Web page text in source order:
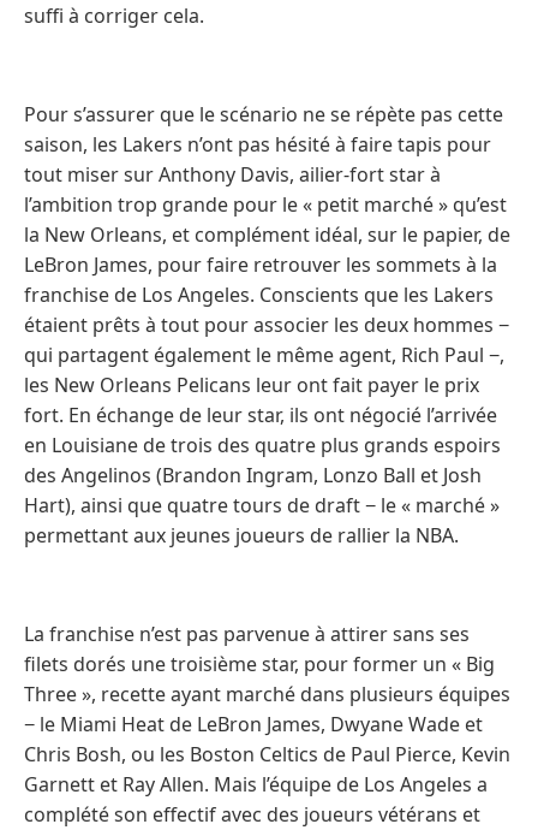
suffi à corriger cela.
Pour s’assurer que le scénario ne se répète pas cette
saison, les Lakers n’ont pas hésité à faire tapis pour
tout miser sur Anthony Davis, ailier-fort star à
l’ambition trop grande pour le « petit marché » qu’est
la New Orleans, et complément idéal, sur le papier, de
LeBron James, pour faire retrouver les sommets à la
franchise de Los Angeles. Conscients que les Lakers
étaient prêts à tout pour associer les deux hommes −
qui partagent également le même agent, Rich Paul −,
les New Orleans Pelicans leur ont fait payer le prix
fort. En échange de leur star, ils ont négocié l’arrivée
en Louisiane de trois des quatre plus grands espoirs
des Angelinos (Brandon Ingram, Lonzo Ball et Josh
Hart), ainsi que quatre tours de draft − le « marché »
permettant aux jeunes joueurs de rallier la NBA.
La franchise n’est pas parvenue à attirer sans ses
filets dorés une troisième star, pour former un « Big
Three », recette ayant marché dans plusieurs équipes
− le Miami Heat de LeBron James, Dwyane Wade et
Chris Bosh, ou les Boston Celtics de Paul Pierce, Kevin
Garnett et Ray Allen. Mais l’équipe de Los Angeles a
complété son effectif avec des joueurs vétérans et